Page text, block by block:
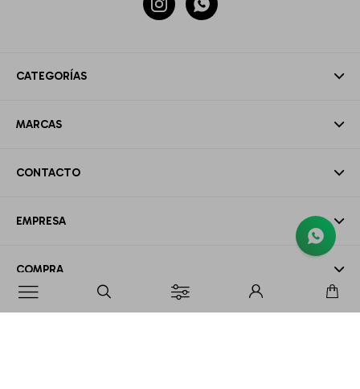

CATEGORÍAS
MARCAS
CONTACTO
EMPRESA
COMPRA
 